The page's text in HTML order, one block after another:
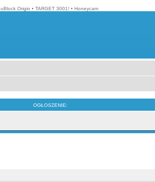
uBlock Origin • TARGET 3001! • Honeycam
OGŁOSZENIE: